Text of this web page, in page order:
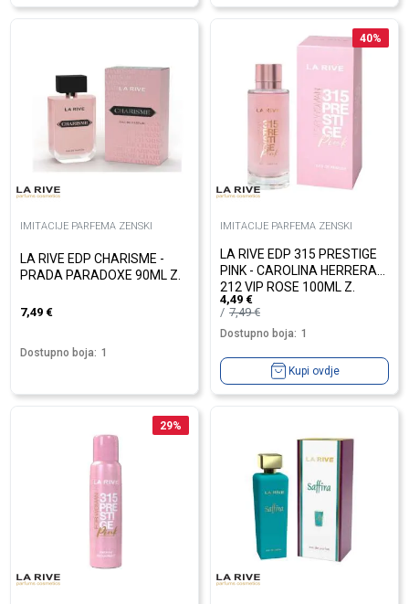
IMITACIJE PARFEMA ZENSKI
LA RIVE EDP CHARISME -
PRADA PARADOXE 90ML Z.
7,49 €
Dostupno boja: 1
40%
IMITACIJE PARFEMA ZENSKI
LA RIVE EDP 315 PRESTIGE
PINK - CAROLINA HERRERA
212 VIP ROSE 100ML Z.
4,49 €
7,49€
Dostupno boja: 1
Kupi ovdje
29%